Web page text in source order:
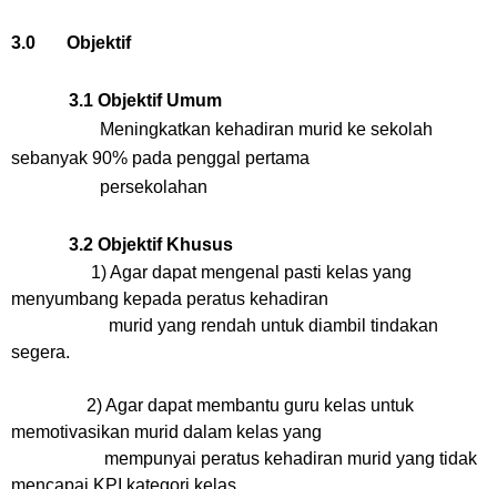
3.0 Objektif
3.1 Objektif Umum
Meningkatkan kehadiran murid ke sekolah
sebanyak 90% pada penggal pertama
persekolahan
3.2 Objektif Khusus
1) Agar dapat mengenal pasti kelas yang
menyumbang kepada peratus kehadiran
murid yang rendah untuk diambil tindakan
segera.
2) Agar dapat membantu guru kelas untuk
memotivasikan murid dalam kelas yang
mempunyai peratus kehadiran murid yang tidak
mencapai KPI kategori kelas